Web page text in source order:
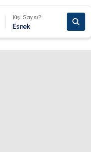
Kişi Sayısı?
Esnek